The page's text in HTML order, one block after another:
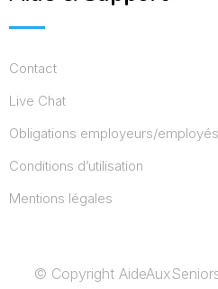
Contact
Live Chat
Obligations employeurs/employés
Conditions d’utilisation
Mentions légales
© Copyright